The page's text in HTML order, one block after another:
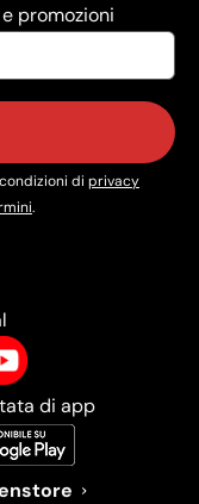
promozioni
di privacy
.
di app